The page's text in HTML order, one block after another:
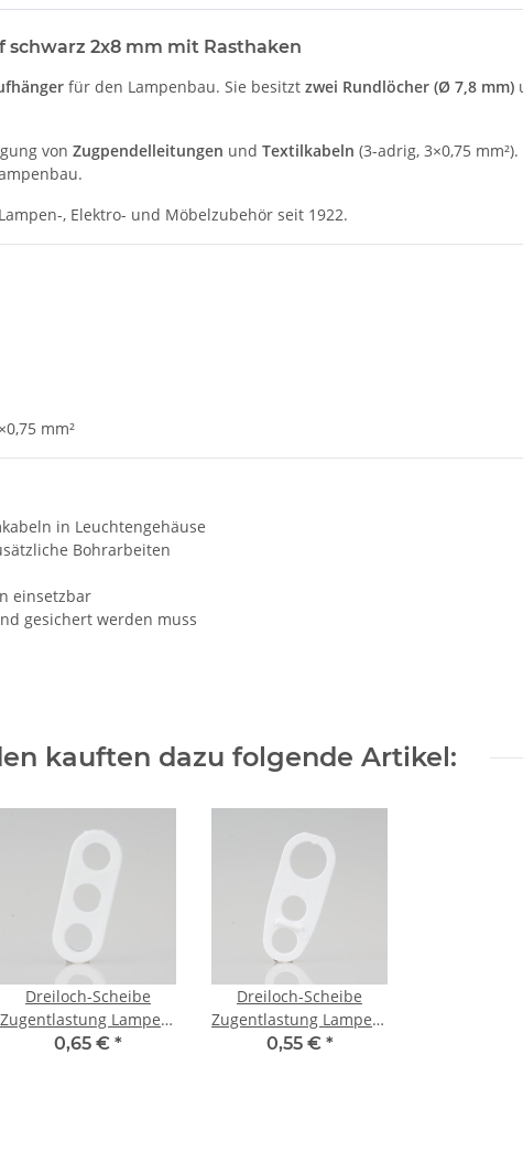
2x8 mm mit Rasthaken
für den Lampenbau. Sie besitzt zwei Rundlöcher (Ø 7,8 mm)
von Zugpendelleitungen und Textilkabeln (3-adrig, 3×0,75
, Elektro- und Möbelzubehör seit 1922.
mm²
in Leuchtengehäuse
Bohrarbeiten
einsetzbar
gesichert werden muss
kauften dazu folgende Artikel:
Dreiloch-Scheibe
Zugentlastung Lampen-
Kabelaufhänger
0,65 € *
Dreiloch-Scheibe
Zugentlastung Lampen-
Kabelaufhänger
0,55 € *